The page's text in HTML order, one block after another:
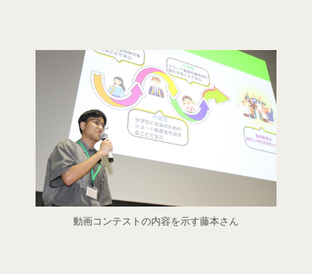
動画コンテストの内容を示す藤本さん